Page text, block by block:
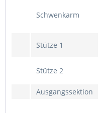
Schwenkarm
Stütze 1
Stütze 2
Ausgangssektion